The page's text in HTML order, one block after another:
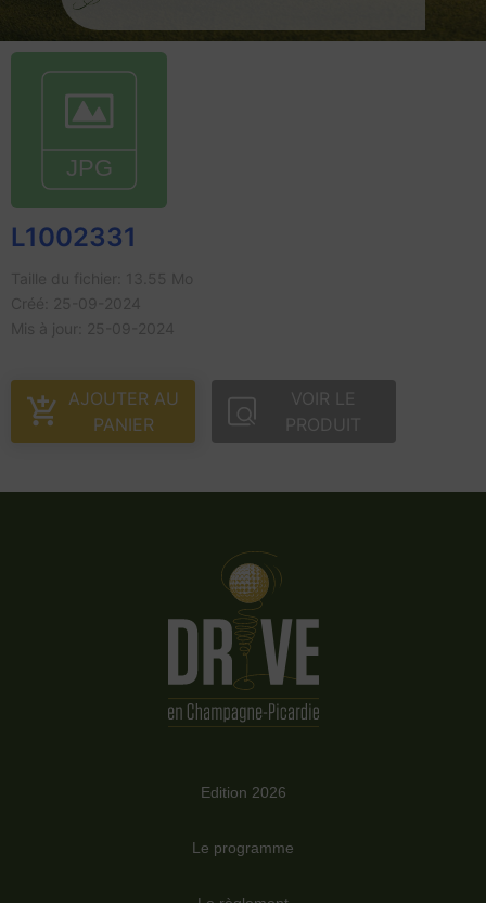
L1002331
AJOUTER AU
PANIER
VOIR LE
PRODUIT
Edition 2026
Le programme